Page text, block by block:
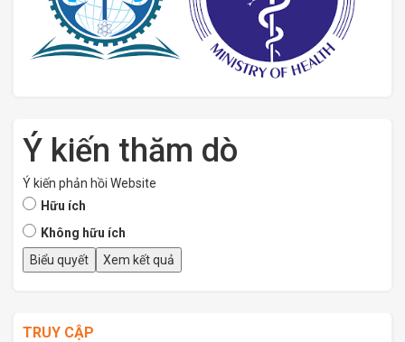
Ý kiến thăm dò
Ý kiến phản hồi Website
Hữu ích
Không hữu ích
TRUY CẬP